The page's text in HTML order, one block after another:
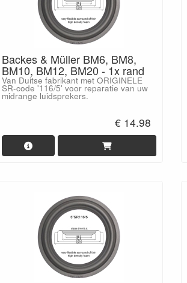
Backes & Müller BM6, BM8,
BM10, BM12, BM20 - 1x rand
Van Duitse fabrikant met ORIGINELE
SR-code '116/5' voor reparatie van uw
midrange luidsprekers.
€ 14.98